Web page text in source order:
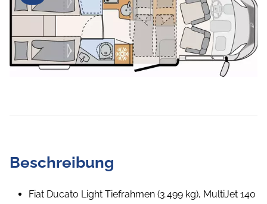
Beschreibung
Fiat Ducato Light Tiefrahmen (3.499 kg), MultiJet 140